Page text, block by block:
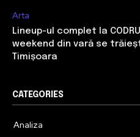
Arta
Lineup-ul complet la
weekend din vară se
Timișoara
CATEGORIES
Analiza